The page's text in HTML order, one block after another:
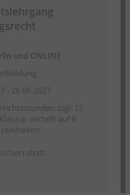
und ONLINE
- 26.06.2027
zzgl. 15
verteilt auf 6